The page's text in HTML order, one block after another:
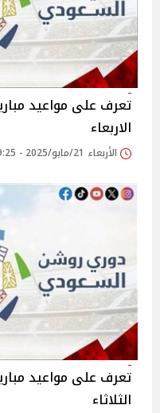
تعرف على مواعيد
الاربعاء
الأربعاء 21/مايو/2025 - 09:25 ص
تعرف على مواعيد
الثلاثاء